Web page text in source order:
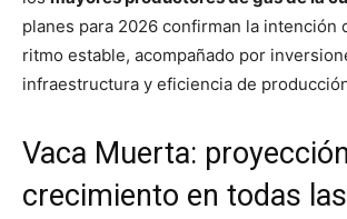
planes para 2026 confirman la intención
ritmo estable, acompañado por
infraestructura y eficiencia de
Vaca Muerta:
crecimiento en todas